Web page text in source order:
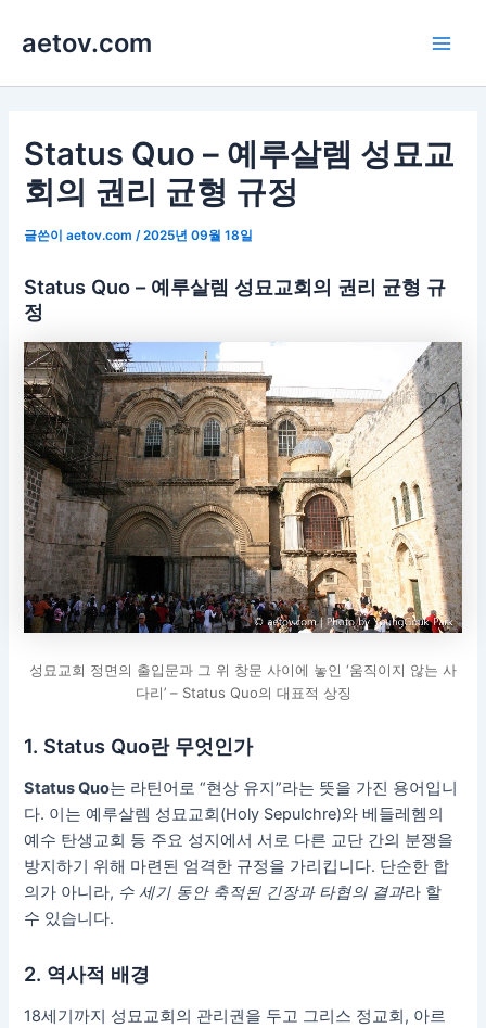
로
aetov.com
Status Quo – 예루살렘 성묘교
회의 권리 균형 규정
글쓴이aetov.com /2025년 09월 18일
Status Quo – 예루살렘 성묘교회의 권리 균형 규
정
성묘교회 정면의 출입문과 그 위 창문 사이에 놓인 ‘움직이지 않는 사
다리’ – Status Quo의 대표적 상징
1. Status Quo란 무엇인가
Status Quo는 라틴어로 “현상 유지”라는 뜻을 가진 용어입니
다. 이는 예루살렘 성묘교회(Holy Sepulchre)와 베들레헴의
예수 탄생교회 등 주요 성지에서 서로 다른 교단 간의 분쟁을
방지하기 위해 마련된 엄격한 규정을 가리킵니다. 단순한 합
의가 아니라, 수 세기 동안 축적된 긴장과 타협의 결과라 할
수 있습니다.
2. 역사적 배경
18세기까지 성묘교회의 관리권을 두고 그리스 정교회, 아르